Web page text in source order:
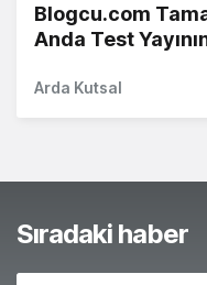
Blogcu.com
Anda Test
Arda Kutsal
Sıradaki haber